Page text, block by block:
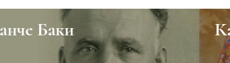
Казанские татары